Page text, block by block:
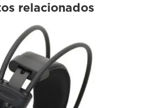
relacionados